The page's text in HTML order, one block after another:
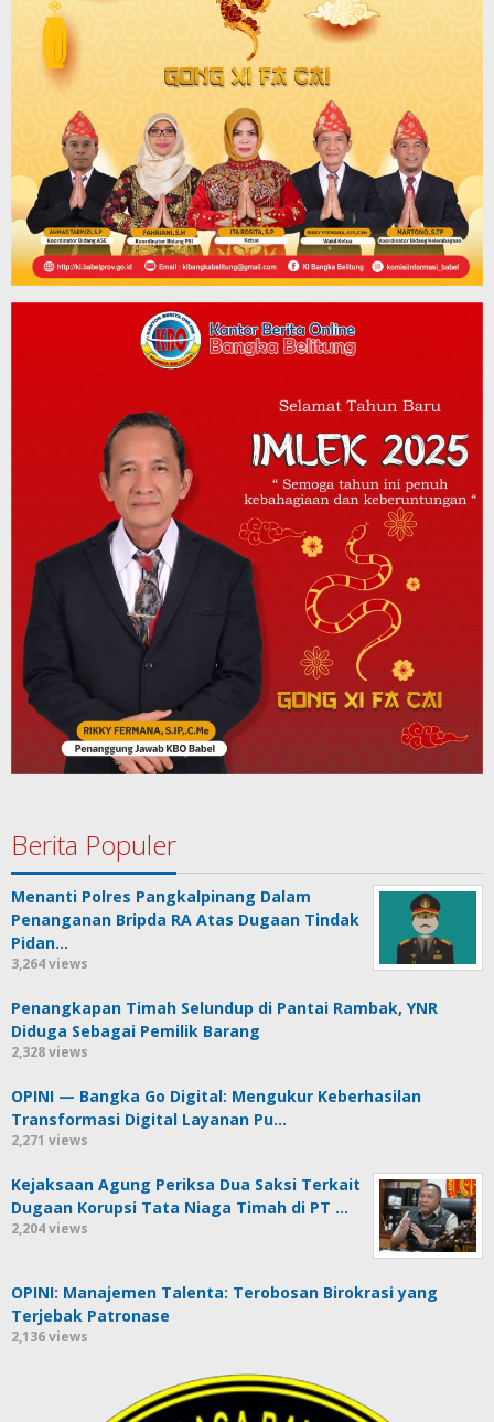
Berita Populer
Menanti Polres Pangkalpinang Dalam
Penanganan Bripda RA Atas Dugaan Tindak
Pidan…
3,264 views
Penangkapan Timah Selundup di Pantai Rambak, YNR
Diduga Sebagai Pemilik Barang
2,328 views
OPINI — Bangka Go Digital: Mengukur Keberhasilan
Transformasi Digital Layanan Pu…
2,271 views
Kejaksaan Agung Periksa Dua Saksi Terkait
Dugaan Korupsi Tata Niaga Timah di PT …
2,204 views
OPINI: Manajemen Talenta: Terobosan Birokrasi yang
Terjebak Patronase
2,136 views